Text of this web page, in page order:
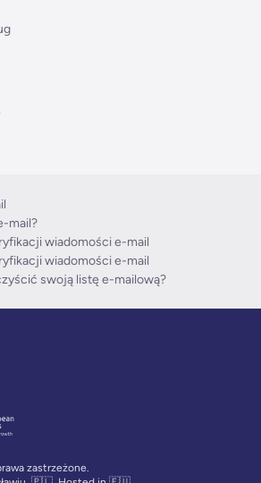
mail?
wiadomości e-mail
wiadomości e-mail
swoją listę e-mailową?
zastrzeżone.